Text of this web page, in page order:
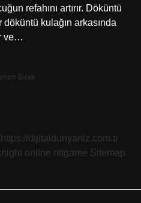
refahını artırır. Döküntü
kulağın arkasında
ve…
Bırak
https://dijitaldunyaniz.com.tr
online nttgame Sitemap